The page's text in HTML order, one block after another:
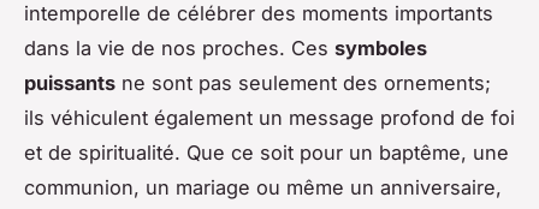
intemporelle de célébrer des moments importants
dans la vie de nos proches. Ces symboles
puissants ne sont pas seulement des ornements;
ils véhiculent également un message profond de foi
et de spiritualité. Que ce soit pour un baptême, une
communion, un mariage ou même un anniversaire,